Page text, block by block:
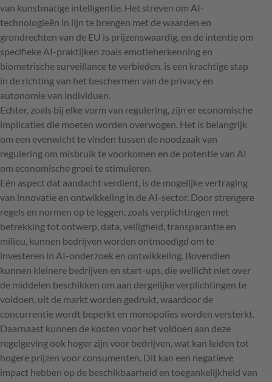
van kunstmatige intelligentie. Het streven om AI-
technologieën in lijn te brengen met de waarden en
grondrechten van de EU is prijzenswaardig, en de intentie om
specifieke AI-praktijken zoals emotieherkenning en
biometrische surveillance te verbieden, is een krachtige stap
in de richting van het beschermen van de privacy en
autonomie van individuen.
Echter, zoals bij elke vorm van regulering, zijn er economische
implicaties die moeten worden overwogen. Het is belangrijk
om een evenwicht te vinden tussen de noodzaak van
regulering om misbruik te voorkomen en de potentie van AI
om economische groei te stimuleren.
Eén aspect dat aandacht verdient, is de mogelijke vertraging
van innovatie en ontwikkeling in de AI-sector. Door strengere
regels en normen op te leggen, zoals verplichtingen met
betrekking tot ontwerp, data, veiligheid, transparantie en
milieu, kunnen bedrijven worden ontmoedigd om te
investeren in AI-onderzoek en ontwikkeling. Bovendien
kunnen kleinere bedrijven en start-ups, die wellicht niet over
de middelen beschikken om aan dergelijke verplichtingen te
voldoen, uit de markt worden gedrukt, waardoor de
concurrentie wordt beperkt en monopolies worden versterkt.
Daarnaast kunnen de kosten voor het voldoen aan deze
regelgeving ook hoger zijn voor bedrijven, wat kan leiden tot
hogere prijzen voor consumenten. Dit kan een negatieve
impact hebben op de beschikbaarheid en toegankelijkheid van